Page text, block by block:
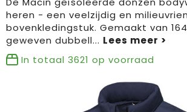
Huis, tuin & keuken
Kleding & accessoires
Sport & vrije tijd
Camelbak
heren - een veelzijdig en
bovenkledingstuk. Gemaakt van
geweven dubbell...
In totaal 3621 op voorraad